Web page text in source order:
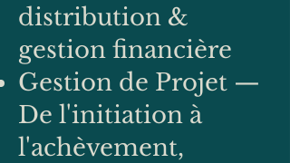
distribution &
gestion financière
Gestion de Projet —
De l'initiation à
l'achèvement,